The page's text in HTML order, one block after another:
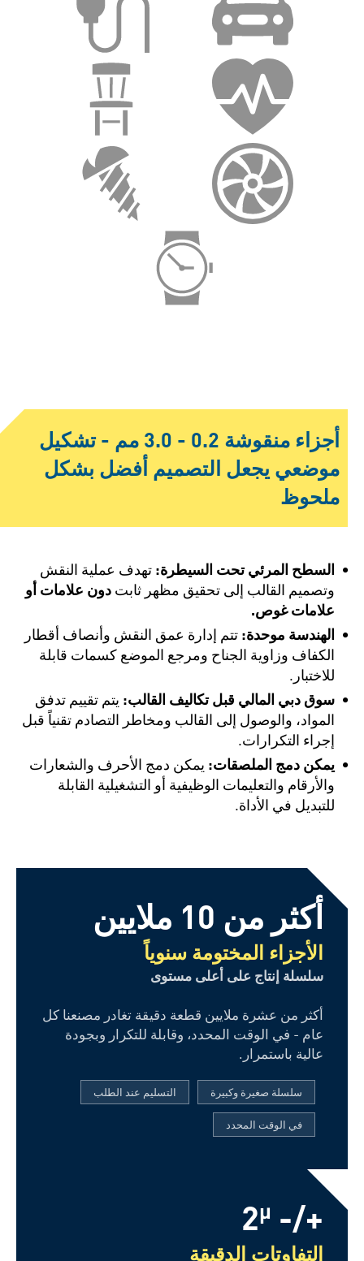
أجزاء منقوشة 0.2 - 3.0 مم - تشكيل
موضعي يجعل التصميم أفضل بشكل
ملحوظ
السطح المرئي تحت السيطرة: تهدف عملية النقش
وتصميم القالب إلى تحقيق مظهر ثابت دون علامات أو
علامات غوص.
الهندسة موحدة: تتم إدارة عمق النقش وأنصاف أقطار
الكفاف وزاوية الجناح ومرجع الموضع كسمات قابلة
للاختبار.
سوق دبي المالي قبل تكاليف القالب: يتم تقييم تدفق
المواد، والوصول إلى القالب ومخاطر التصادم تقنياً قبل
إجراء التكرارات.
يمكن دمج الملصقات: يمكن دمج الأحرف والشعارات
والأرقام والتعليمات الوظيفية أو التشغيلية القابلة
للتبديل في الأداة.
أكثر من 10 ملايين
الأجزاء المختومة سنوياً
سلسلة إنتاج على أعلى مستوى
أكثر من عشرة ملايين قطعة دقيقة تغادر مصنعنا كل
عام - في الوقت المحدد، وقابلة للتكرار وبجودة
عالية باستمرار.
سلسلة صغيرة وكبيرة التسليم عند الطلب
في الوقت المحدد
+/- 2
µ
التفاوتات الدقيقة